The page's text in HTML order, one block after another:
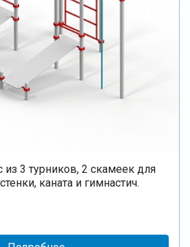
3 турников, 2 скамеек для
каната и гимнастич.